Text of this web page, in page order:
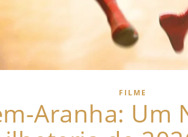
FILME
Aranha: Um